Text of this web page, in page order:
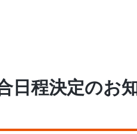
日程決定のお